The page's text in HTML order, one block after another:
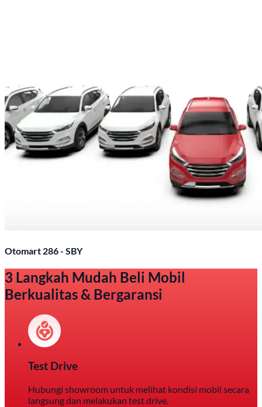
Otomart 286 - SBY
3 Langkah Mudah Beli Mobil
Berkualitas & Bergaransi
Test Drive
Hubungi showroom untuk melihat kondisi mobil secara
langsung dan melakukan test drive.